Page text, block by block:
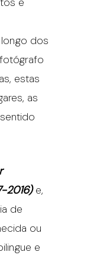
dos
estas
as
2016)e,
de
ou
e